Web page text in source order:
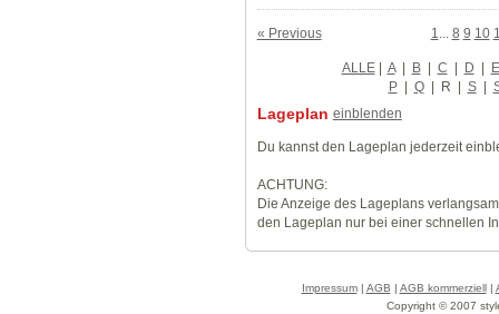
« Previous 1 8 9 10
ALLE| A | B | C | D | E
P | Q | R | S |
Lageplan einblenden
Du kannst den Lageplan jederzeit
ACHTUNG:
Die Anzeige des Lageplans
den Lageplan nur bei einer schnellen
Impressum| AGB | AGB kommerziell|
Copyright © 2007